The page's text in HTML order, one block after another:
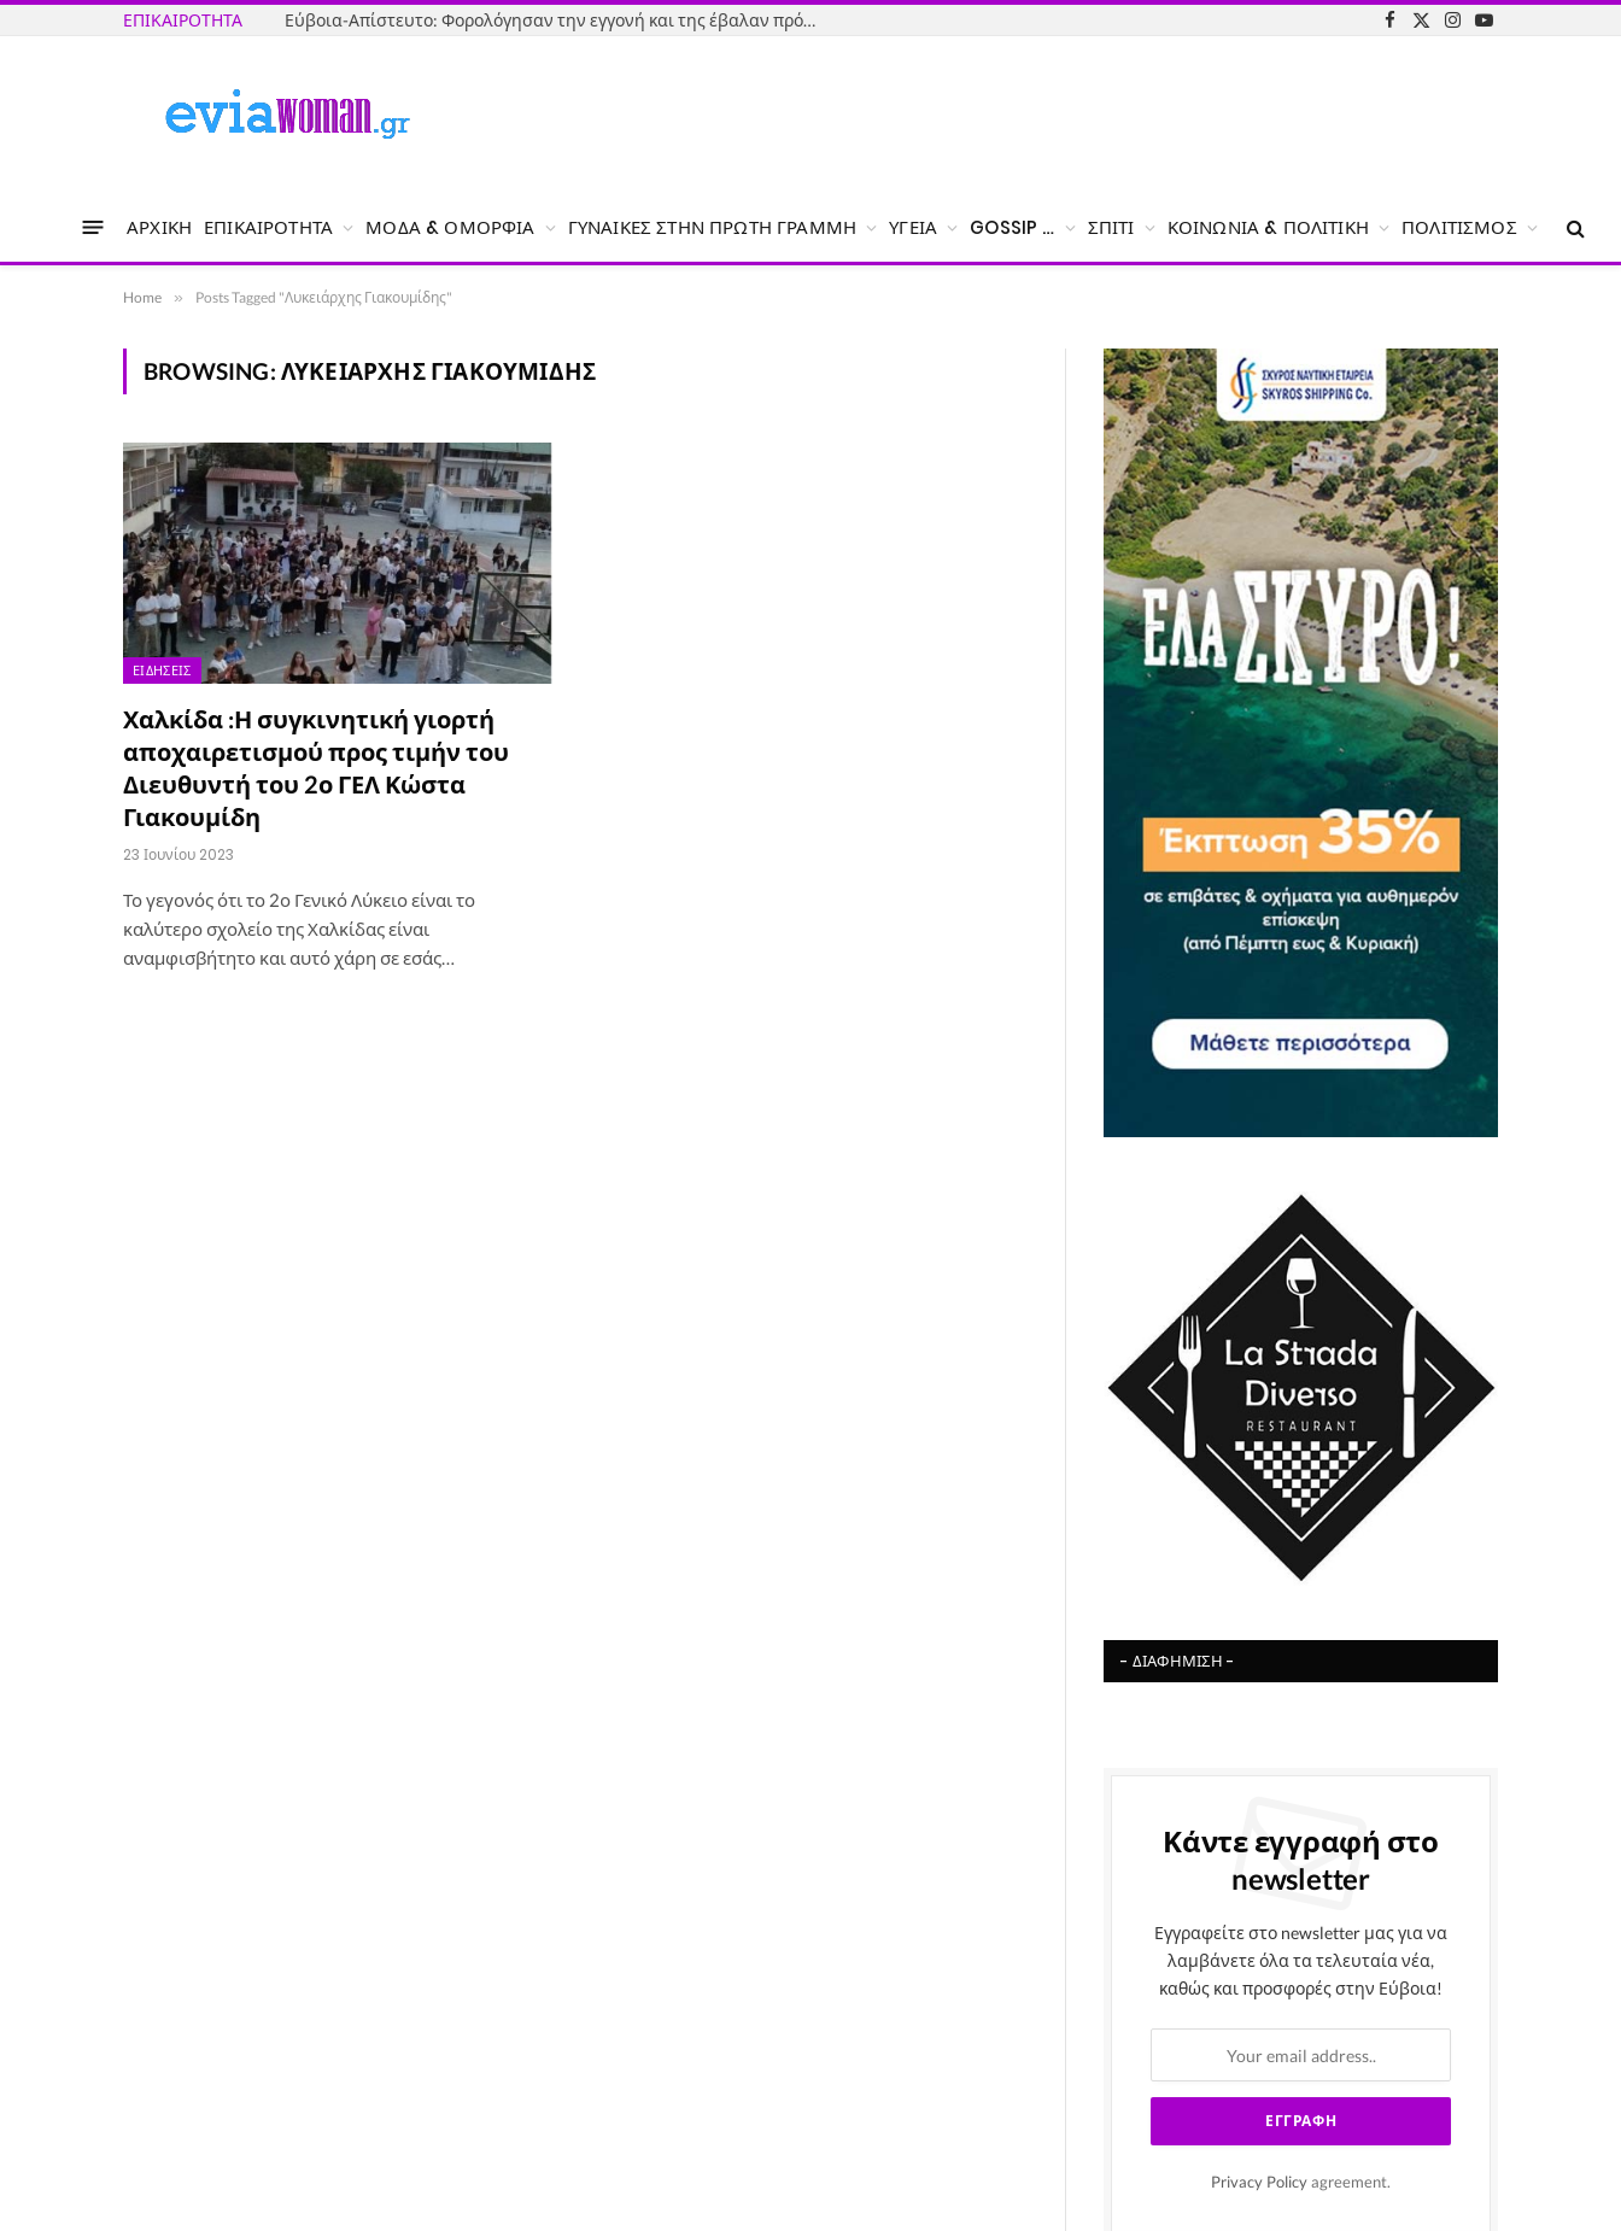
ΕΠΙΚΑΙΡΌΤΗΤΑ Εύβοια-Απίστευτο: Φορολόγησαν την εγγονή και της έβαλαν πρόστιμο γιατί δεν δήλωσε το χαρτζιλίκι του παππού!
Facebook
X
Instagram
YouTube
ΑΡΧΙΚΉ ΕΠΙΚΑΙΡΌΤΗΤΑ ΜΌΔΑ & ΟΜΟΡΦΙΆ ΓΥΝΑΊΚΕΣ ΣΤΗΝ ΠΡΏΤΗ ΓΡΑΜΜΉ ΥΓΕΊΑ GOSSIP … ΣΠΊΤΙ ΚΟΙΝΩΝΊΑ & ΠΟΛΙΤΙΚΉ ΠΟΛΙΤΙΣΜΌΣ
Home » Posts Tagged "Λυκειάρχης Γιακουμίδης"
BROWSING: ΛΥΚΕΙΆΡΧΗΣ ΓΙΑΚΟΥΜΊΔΗΣ
ΕΙΔΉΣΕΙΣ
Χαλκίδα :Η συγκινητική γιορτή
αποχαιρετισμού προς τιμήν του
Διευθυντή του 2ο ΓΕΛ Κώστα
Γιακουμίδη
23 Ιουνίου 2023
Το γεγονός ότι το 2ο Γενικό Λύκειο είναι το
καλύτερο σχολείο της Χαλκίδας είναι
αναμφισβήτητο και αυτό χάρη σε εσάς…
- ΔΙΑΦΉΜΙΣΗ -
Κάντε εγγραφή στο
newsletter
Εγγραφείτε στο newsletter μας για να
λαμβάνετε όλα τα τελευταία νέα,
καθώς και προσφορές στην Εύβοια!
Privacy Policy agreement.